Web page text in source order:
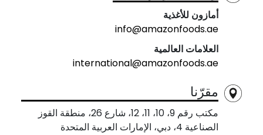
أمازون للأغذية
info@amazonfoods.ae
العلامات العالمية
international@amazonfoods.ae
مقرّنا
مكتب رقم 9، 10، 11، 12، شارع 26، منطقة القوز
الصناعية 4، دبي، الإمارات العربية المتحدة